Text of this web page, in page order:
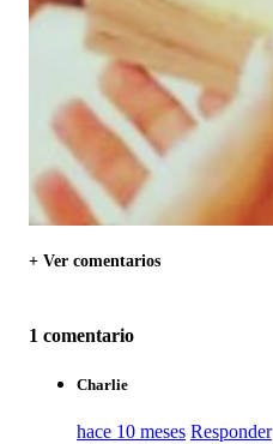
+ Ver comentarios
1 comentario
Charlie
hace 10 meses Responder